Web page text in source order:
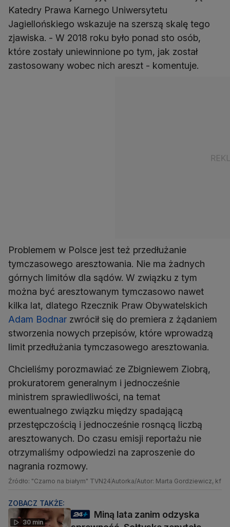
Katedry Prawa Karnego Uniwersytetu
Jagiellońskiego wskazuje na szerszą skalę tego
zjawiska. - W 2018 roku było ponad sto osób,
które zostały uniewinnione po tym, jak został
zastosowany wobec nich areszt - komentuje.
Problemem w Polsce jest też przedłużanie
tymczasowego aresztowania. Nie ma żadnych
górnych limitów dla sądów. W związku z tym
można być aresztowanym tymczasowo nawet
kilka lat, dlatego Rzecznik Praw Obywatelskich
Adam Bodnar zwrócił się do premiera z żądaniem
stworzenia nowych przepisów, które wprowadzą
limit przedłużania tymczasowego aresztowania.
Chcieliśmy porozmawiać ze Zbigniewem Ziobrą,
prokuratorem generalnym i jednocześnie
ministrem sprawiedliwości, na temat
ewentualnego związku między spadającą
przestępczością i jednocześnie rosnącą liczbą
aresztowanych. Do czasu emisji reportażu nie
otrzymaliśmy odpowiedzi na zaproszenie do
nagrania rozmowy.
Źródło: "Czarno na białym" TVN24 Autorka/Autor: Marta Gordziewicz, kf
ZOBACZ TAKŻE:
30 min
Miną lata zanim odzyska